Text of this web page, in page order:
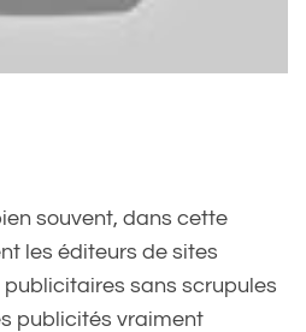
souvent, dans cette
les éditeurs de sites
sans scrupules
publicités vraiment